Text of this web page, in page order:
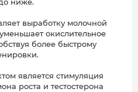
выработку молочной
окислительное
более быстрому
является стимуляция
роста и тестостерона